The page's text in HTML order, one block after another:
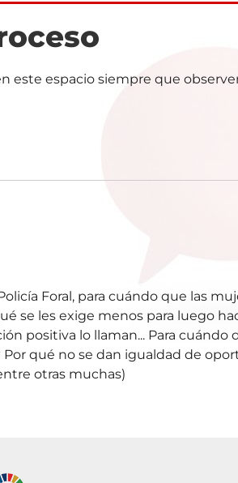
este espacio siempre que
Foral, para cuándo que las
se les exige menos para luego
positiva lo llaman... Para cuándo
qué no se dan igualdad de
otras muchas)